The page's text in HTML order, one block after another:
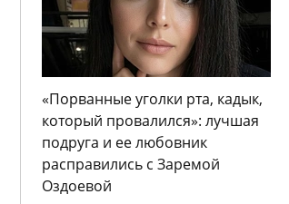
«Порванные уголки рта, кадык,
который провалился»: лучшая
подруга и ее любовник
расправились с Заремой
Оздоевой